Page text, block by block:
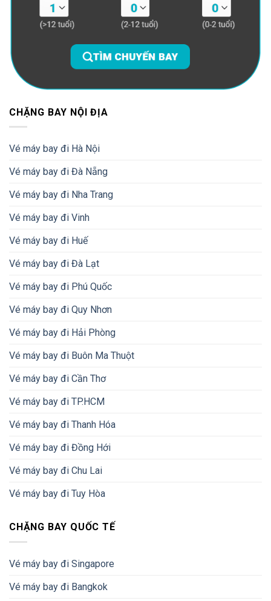
CHẶNG BAY NỘI ĐỊA
Vé máy bay đi Hà Nội
Vé máy bay đi Đà Nẵng
Vé máy bay đi Nha Trang
Vé máy bay đi Vinh
Vé máy bay đi Huế
Vé máy bay đi Đà Lạt
Vé máy bay đi Phú Quốc
Vé máy bay đi Quy Nhơn
Vé máy bay đi Hải Phòng
Vé máy bay đi Buôn Ma Thuột
Vé máy bay đi Cần Thơ
Vé máy bay đi TP.HCM
Vé máy bay đi Thanh Hóa
Vé máy bay đi Đồng Hới
Vé máy bay đi Chu Lai
Vé máy bay đi Tuy Hòa
CHẶNG BAY QUỐC TẾ
Vé máy bay đi Singapore
Vé máy bay đi Bangkok